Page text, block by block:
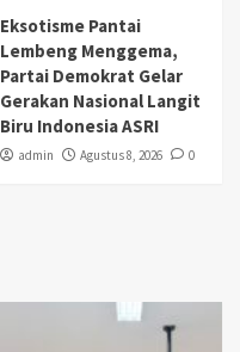
Eksotisme Pantai
Lembeng Menggema,
Partai Demokrat Gelar
Gerakan Nasional Langit
Biru Indonesia ASRI
admin Agustus 8, 2026 0